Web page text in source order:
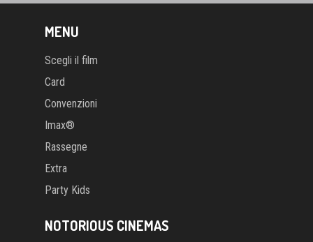
MENU
Scegli il film
Card
Convenzioni
Imax®
Rassegne
Extra
Party Kids
NOTORIOUS CINEMAS